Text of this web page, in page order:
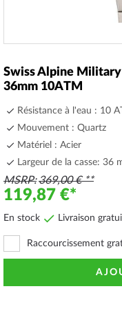
the
beginning
images
gallery
Swiss Alpine
36mm 10ATM
Résistance à l'eau : 10
Mouvement : Quartz
Matériel : Acier
Largeur de la casse: 36
MSRP 369,00 €
119,87 €
En stock Livraison
Raccourcissement